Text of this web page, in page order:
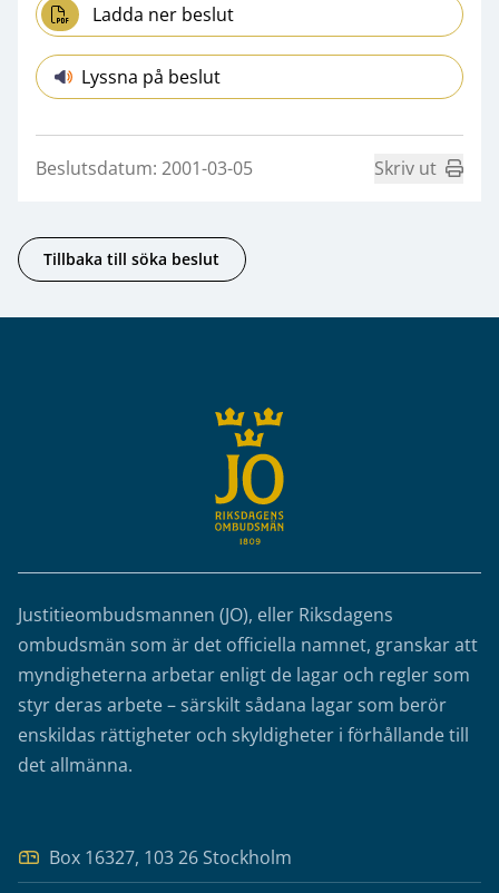
Ladda ner beslut
Lyssna på beslut
Beslutsdatum: 2001-03-05 Skriv ut
Tillbaka till söka beslut
Justitieombudsmannen (JO), eller Riksdagens
ombudsmän som är det officiella namnet, granskar att
myndigheterna arbetar enligt de lagar och regler som
styr deras arbete – särskilt sådana lagar som berör
enskildas rättigheter och skyldigheter i förhållande till
det allmänna.
Box 16327, 103 26 Stockholm